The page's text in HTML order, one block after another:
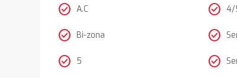
check_circle A.C
check_circle Bi-zona
check_circle 5
check_circle 4/
check_circle
check_circle